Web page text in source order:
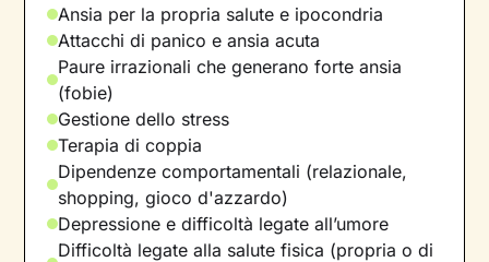
Ansia per la propria salute e ipocondria
Attacchi di panico e ansia acuta
Paure irrazionali che generano forte ansia
(fobie)
Gestione dello stress
Terapia di coppia
Dipendenze comportamentali (relazionale,
shopping, gioco d'azzardo)
Depressione e difficoltà legate all’umore
Difficoltà legate alla salute fisica (propria o di